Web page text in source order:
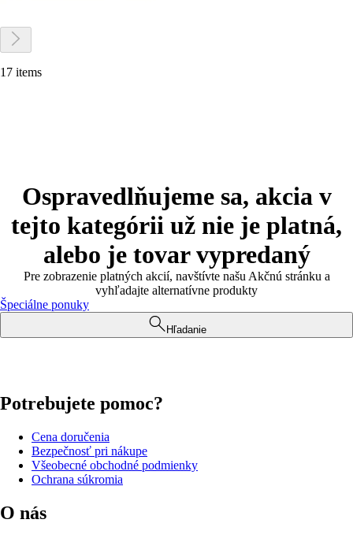
17 items
Ospravedlňujeme sa, akcia v
tejto kategórii už nie je platná,
alebo je tovar vypredaný
Pre zobrazenie platných akcií, navštívte našu Akčnú stránku a
vyhľadajte alternatívne produkty
Špeciálne ponuky
Hľadanie
Potrebujete pomoc?
Cena doručenia
Bezpečnosť pri nákupe
Všeobecné obchodné podmienky
Ochrana súkromia
O nás